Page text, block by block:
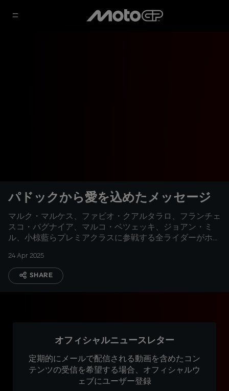
パドックから愛を込めたメッセージ
マルク・マルケス、ファビオ・クアルタラロ、フランチェ
スコ・バグナイア、マルコ・ベツェッキ、ジョアン・ミ
ル、小椋藍らプレミアクラスに参戦する全ライダーがホル
24 Apr 2025
SHARE
オフィシャルニュースレター
定期的にメールで配信される動画を含めたコン
テンツの受信を希望する場合、オフィシャルウ
ェブにユーザー登録